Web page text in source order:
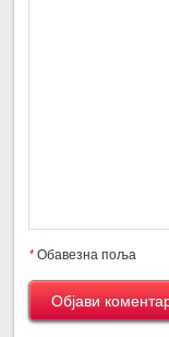
*Обавезна поља